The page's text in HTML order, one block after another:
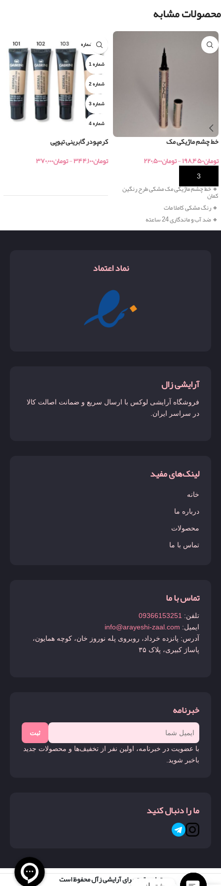
محصولات مشابه
خط چشم ماژیکی مک
تومان۱۹۸,۴۵۰-تومان۲۲۰,۵۰۰
🔸 خط چشم ماژیکی مک مشکی طرح رنگین
کمان
🔸 رنگ مشکی کاملا مات
🔸 ضد آب و ماندگاری 24 ساعته
جور ۴ شماره
شماره 1
شماره 2
شماره 3
شماره 4
کرمپودر گابرینی تیوپی
تومان۳۴۴,۱۰۰-تومان۳۷۰,۰۰۰
نماد اعتماد
آرایشی زال
فروشگاه آرایشی لوکس با ارسال سریع و ضمانت اصالت کالا
در سراسر ایران.
لینک‌های مفید
خانه
درباره ما
محصولات
تماس با ما
تماس با ما
تلفن: 09366153251
ایمیل: info@arayeshi-zaal.com
آدرس: پانزده خرداد، روبروی پله نوروز خان، کوچه همایون،
پاساژ کبیری، پلاک ۳۵
خبرنامه
ثبت
با عضویت در خبرنامه، اولین نفر از تخفیف‌ها و محصولات جدید
باخبر شوید.
ما را دنبال کنید
تمام حقوق برای آرایشی زآل محفوظ است